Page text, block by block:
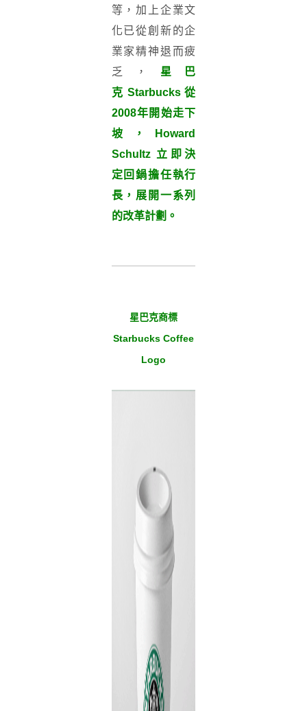
等，加上企業文
化已從創新的企
業家精神退而疲
乏， 星巴
克 Starbucks從
2008年開始走下
坡，
Howard
Schultz 立即決
定回鍋擔任執行
長，展開一系列
的改革計劃。
星巴克商標
Starbucks Coffee
Logo